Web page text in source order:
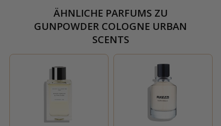
ÄHNLICHE PARFUMS ZU
GUNPOWDER COLOGNE URBAN
SCENTS